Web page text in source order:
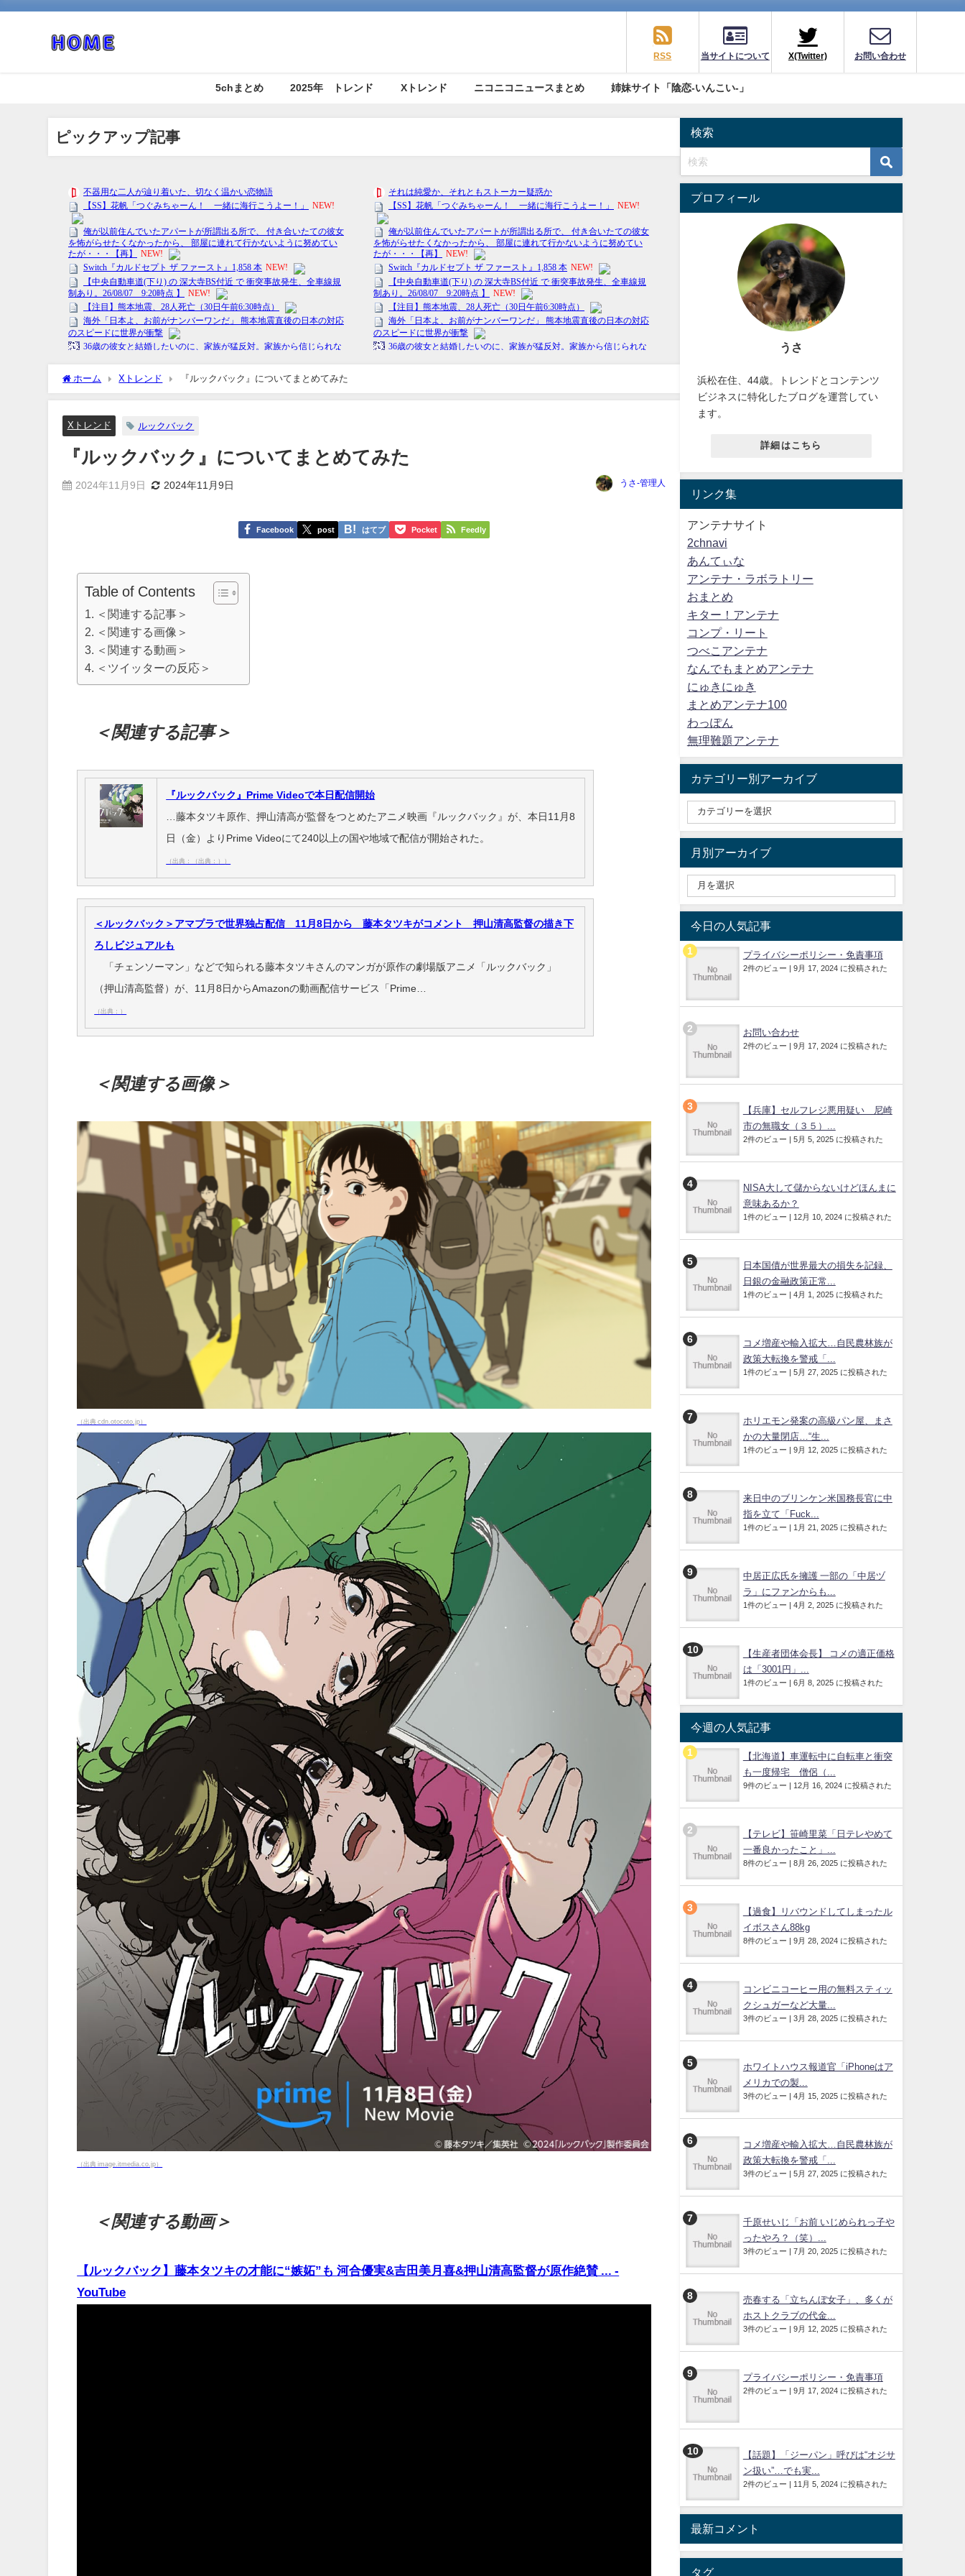
RSS 当サイトについて X(Twitter) お問い合わせ
5chまとめ 2025年 トレンド Xトレンド ニコニコニュースまとめ 姉妹サイト「陰恋-いんこい-」
ピックアップ記事
ホーム Xトレンド 『ルックバック』についてまとめてみた
Xトレンド ルックバック
『ルックバック』についてまとめてみた
2024年11月9日 2024年11月9日 うさ-管理人
Facebook post はてブ Pocket Feedly
Table of Contents
＜関連する記事＞
＜関連する画像＞
＜関連する動画＞
＜ツイッターの反応＞
＜関連する記事＞
『ルックバック』Prime Videoで本日配信開始
…藤本タツキ原作、押山清高が監督をつとめたアニメ映画『ルックバック』が、本日11月8
日（金）よりPrime Videoにて240以上の国や地域で配信が開始された。
（出典：（出典：））
＜ルックバック＞アマプラで世界独占配信 11月8日から 藤本タツキがコメント 押山清高監督の描き下
ろしビジュアルも
「チェンソーマン」などで知られる藤本タツキさんのマンガが原作の劇場版アニメ「ルックバック」
（押山清高監督）が、11月8日からAmazonの動画配信サービス「Prime…
（出典：）
＜関連する画像＞
（出典 cdn.otocoto.jp）
（出典 image.itmedia.co.jp）
＜関連する動画＞
【ルックバック】藤本タツキの才能に“嫉妬”も 河合優実&吉田美月喜&押山清高監督が原作絶賛 ... -
YouTube
検索
プロフィール
うさ
浜松在住、44歳。トレンドとコンテンツ
ビジネスに特化したブログを運営してい
ます。
詳細はこちら
リンク集
アンテナサイト
2chnavi
あんてぃな
アンテナ・ラボラトリー
おまとめ
キター！アンテナ
コンプ・リート
つべこアンテナ
なんでもまとめアンテナ
にゅきにゅき
まとめアンテナ100
わっぽん
無理難題アンテナ
カテゴリー別アーカイブ
月別アーカイブ
今日の人気記事
プライバシーポリシー・免責事項
2件のビュー 9月 17, 2024 に投稿された
お問い合わせ
2件のビュー 9月 17, 2024 に投稿された
【兵庫】セルフレジ悪用疑い 尼崎
市の無職女（３５）...
2件のビュー 5月 5, 2025 に投稿された
NISA大して儲からないけどほんまに
意味あるか？
1件のビュー 12月 10, 2024 に投稿された
日本国債が世界最大の損失を記録、
日銀の金融政策正常...
1件のビュー 4月 1, 2025 に投稿された
コメ増産や輸入拡大…自民農林族が
政策大転換を警戒「...
1件のビュー 5月 27, 2025 に投稿された
ホリエモン発案の高級パン屋、まさ
かの大量閉店…“生...
1件のビュー 9月 12, 2025 に投稿された
来日中のブリンケン米国務長官に中
指を立て「Fuck...
1件のビュー 1月 21, 2025 に投稿された
中居正広氏を擁護 一部の「中居ヅ
ラ」にファンからも...
1件のビュー 4月 2, 2025 に投稿された
【生産者団体会長】 コメの適正価格
は「3001円」...
1件のビュー 6月 8, 2025 に投稿された
今週の人気記事
【北海道】車運転中に自転車と衝突
も一度帰宅 僧侶（...
9件のビュー 12月 16, 2024 に投稿された
【テレビ】笹崎里菜「日テレやめて
一番良かったこと」...
8件のビュー 8月 26, 2025 に投稿された
【過食】リバウンドしてしまったル
イボスさん88kg
8件のビュー 9月 28, 2024 に投稿された
コンビニコーヒー用の無料スティッ
クシュガーなど大量...
3件のビュー 3月 28, 2025 に投稿された
ホワイトハウス報道官「iPhoneはア
メリカでの製...
3件のビュー 4月 15, 2025 に投稿された
コメ増産や輸入拡大…自民農林族が
政策大転換を警戒「...
3件のビュー 5月 27, 2025 に投稿された
千原せいじ「お前 いじめられっ子や
ったやろ？（笑）...
3件のビュー 7月 20, 2025 に投稿された
売春する「立ちんぼ女子」、多くが
ホストクラブの代金...
3件のビュー 9月 12, 2025 に投稿された
プライバシーポリシー・免責事項
2件のビュー 9月 17, 2024 に投稿された
【話題】「ジーパン」呼びは“オジサ
ン扱い”…でも実...
2件のビュー 11月 5, 2024 に投稿された
最新コメント
タグ